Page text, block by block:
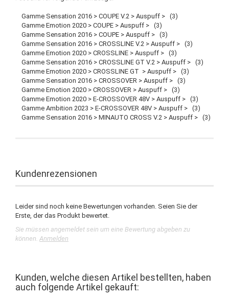
Gamme Sensation 2016 > COUPE V.2 > Auspuff > (3)
Gamme Emotion 2020 > COUPE > Auspuff > (3)
Gamme Sensation 2016 > COUPE > Auspuff > (3)
Gamme Sensation 2016 > CROSSLINE V.2 > Auspuff > (3)
Gamme Emotion 2020 > CROSSLINE > Auspuff > (3)
Gamme Sensation 2016 > CROSSLINE GT V.2 > Auspuff > (3)
Gamme Emotion 2020 > CROSSLINE GT > Auspuff > (3)
Gamme Sensation 2016 > CROSSOVER > Auspuff > (3)
Gamme Emotion 2020 > CROSSOVER > Auspuff > (3)
Gamme Emotion 2020 > E-CROSSOVER 48V > Auspuff > (3)
Gamme Ambition 2023 > E-CROSSOVER 48V > Auspuff > (3)
Gamme Sensation 2016 > MINAUTO CROSS V.2 > Auspuff > (3)
Kundenrezensionen
Leider sind noch keine Bewertungen vorhanden. Seien Sie der
Erste, der das Produkt bewertet.
Sie müssen angemeldet sein um eine Bewertung abgeben zu
können. Anmelden
Kunden, welche diesen Artikel bestellten, haben
auch folgende Artikel gekauft: